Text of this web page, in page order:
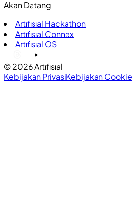
Akan Datang
Artıfısıal Hackathon
Artıfısıal Connex
Artıfısıal OS
©2026Artıfısıal
Kebijakan PrivasiKebijakan Cookie